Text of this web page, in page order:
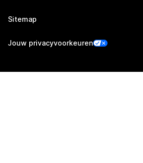
Sitemap
Jouw privacyvoorkeuren